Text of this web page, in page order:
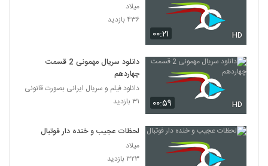
۰۰:۲۱ HD
میلاد
۴۳۶ بازدید
۰۰:۵۹ HD
دانلود سریال مهمونی 2 قسمت
چهاردهم
دانلود فیلم و سریال ایرانی بصورت قانونی
۳۱ بازدید
لحظات عجیب و خنده دار فوتبال
میلاد
۳۲۳ بازدید